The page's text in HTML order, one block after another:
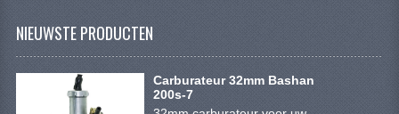
SHINERAY SPYDER/STIXE 250CC
ACCESSOIRES
NIEUWSTE PRODUCTEN
Carburateur 32mm Bashan
200s-7